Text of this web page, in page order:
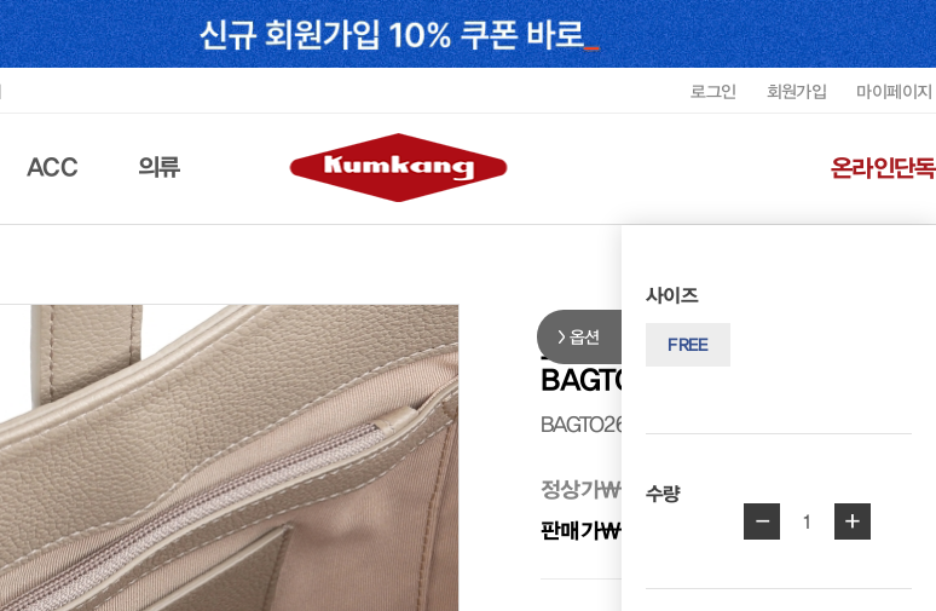
로그인 회원가입 마이페이지
ACC 의류 온라인단독
옵션
사이즈
FREE
수량
- 1 +
르느와르 여성 소가죽 토트백
BAGTO2601WRENF7
BAGTO2601WRENF7
정상가₩ 378,000
판매가₩ 340,200